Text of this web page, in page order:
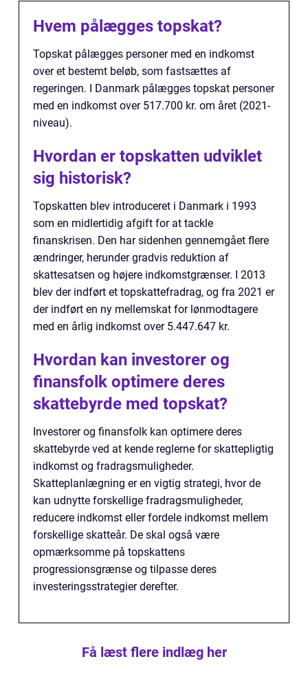
Hvem pålægges topskat?
Topskat pålægges personer med en indkomst
over et bestemt beløb, som fastsættes af
regeringen. I Danmark pålægges topskat personer
med en indkomst over 517.700 kr. om året (2021-
niveau).
Hvordan er topskatten udviklet
sig historisk?
Topskatten blev introduceret i Danmark i 1993
som en midlertidig afgift for at tackle
finanskrisen. Den har sidenhen gennemgået flere
ændringer, herunder gradvis reduktion af
skattesatsen og højere indkomstgrænser. I 2013
blev der indført et topskattefradrag, og fra 2021 er
der indført en ny mellemskat for lønmodtagere
med en årlig indkomst over 5.447.647 kr.
Hvordan kan investorer og
finansfolk optimere deres
skattebyrde med topskat?
Investorer og finansfolk kan optimere deres
skattebyrde ved at kende reglerne for skattepligtig
indkomst og fradragsmuligheder.
Skatteplanlægning er en vigtig strategi, hvor de
kan udnytte forskellige fradragsmuligheder,
reducere indkomst eller fordele indkomst mellem
forskellige skatteår. De skal også være
opmærksomme på topskattens
progressionsgrænse og tilpasse deres
investeringsstrategier derefter.
Få læst flere indlæg her